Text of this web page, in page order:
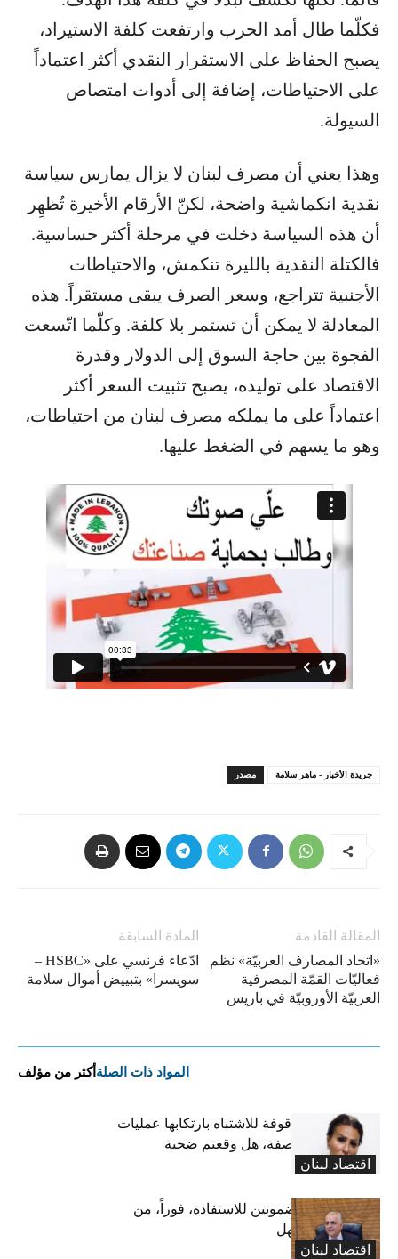
فكلّما طال أمد الحرب وارتفعت كلفة الاستيراد،
يصبح الحفاظ على الاستقرار النقدي أكثر اعتماداً
على الاحتياطات، إضافة إلى أدوات امتصاص
السيولة.
وهذا يعني أن مصرف لبنان لا يزال يمارس سياسة
نقدية انكماشية واضحة، لكنّ الأرقام الأخيرة تُظهِر
أن هذه السياسة دخلت في مرحلة أكثر حساسية.
فالكتلة النقدية بالليرة تنكمش، والاحتياطات
الأجنبية تتراجع، وسعر الصرف يبقى مستقراً. هذه
المعادلة لا يمكن أن تستمر بلا كلفة. وكلّما اتّسعت
الفجوة بين حاجة السوق إلى الدولار وقدرة
الاقتصاد على توليده، يصبح تثبيت السعر أكثر
اعتماداً على ما يملكه مصرف لبنان من احتياطات،
وهو ما يسهم في الضغط عليها.
مصدر جريدة الأخبار - ماهر سلامة
المادة السابقة
ادّعاء فرنسي على «HSBC –
سويسرا» بتبييض أموال سلامة
المقالة القادمة
«اتحاد المصارف العربيّة» نظم
فعاليّات القمّة المصرفية
العربيّة الأوروبيّة في باريس
المواد ذات الصلة أكثر من مؤلف
اقتصاد لبنان
تعميم صورة موقوفة للاشتباه بارتكابها عمليات
احتيال وانتحال صفة، هل وقعتم ضحية
أعمالها؟
اقتصاد لبنان
كركي يدعو المضمونين للاستفادة، فوراً، من
قانون تعليق المهل